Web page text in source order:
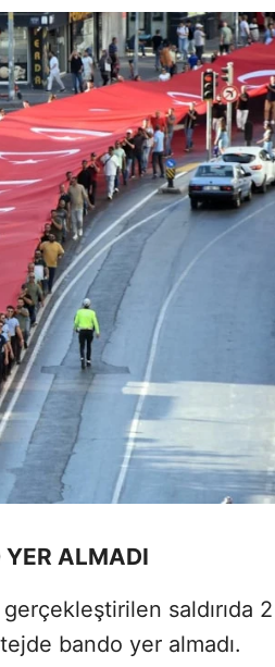
YER ALMADI
saldırıda 2
bando yer almadı.